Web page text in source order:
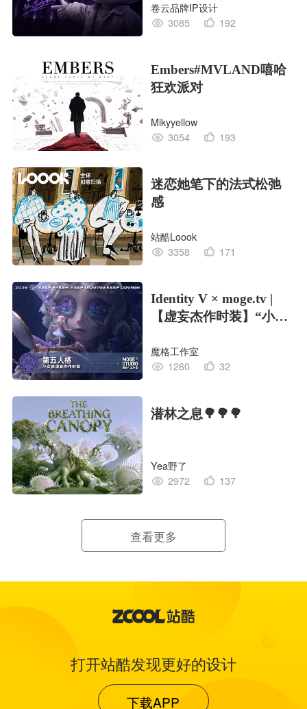
卷云品牌IP设计
3085
192
Embers#MVLAND嘻哈
狂欢派对
Mikyyellow
3054
193
迷恋她笔下的法式松弛
感
站酷Loook
3358
171
Identity V × moge.tv |
【虚妄杰作时装】“小女
魔格工作室
1260
32
潜林之息🌳🌳🌳
Yea野了
2972
137
查看更多
打开站酷发现更好的设计
下载APP